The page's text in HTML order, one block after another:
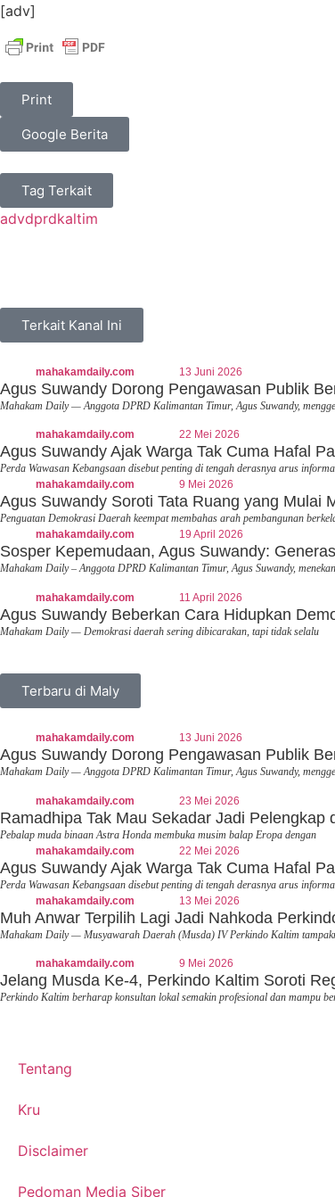
[adv]
Print
Google Berita
Tag Terkait
advdprdkaltim
Terkait Kanal Ini
mahakamdaily.com 13 Juni 2026
Agus Suwandy Dorong Pengawasan Publik
Mahakam Daily — Anggota DPRD Kalimantan Timur, Agus Suwandy,
mahakamdaily.com 22 Mei 2026
Agus Suwandy Ajak Warga Tak Cuma Hafal
Perda Wawasan Kebangsaan disebut penting di tengah derasnya arus
mahakamdaily.com
9 Mei 2026
Agus Suwandy Soroti Tata Ruang yang Mulai
Penguatan Demokrasi Daerah keempat membahas arah pembangunan
mahakamdaily.com
19 April 2026
Sosper Kepemudaan, Agus Suwandy:
Mahakam Daily – Anggota DPRD Kalimantan Timur, Agus Suwandy,
mahakamdaily.com 11 April 2026
Agus Suwandy Beberkan Cara Hidupkan
Mahakam Daily — Demokrasi daerah sering dibicarakan, tapi tidak selalu
Terbaru di Maly
mahakamdaily.com 13 Juni 2026
Agus Suwandy Dorong Pengawasan Publik
Mahakam Daily — Anggota DPRD Kalimantan Timur, Agus Suwandy,
mahakamdaily.com 23 Mei 2026
Ramadhipa Tak Mau Sekadar Jadi Pelengkap
Pebalap muda binaan Astra Honda membuka musim balap Eropa dengan
mahakamdaily.com
22 Mei 2026
Agus Suwandy Ajak Warga Tak Cuma Hafal
Perda Wawasan Kebangsaan disebut penting di tengah derasnya arus
mahakamdaily.com
13 Mei 2026
Muh Anwar Terpilih Lagi Jadi Nahkoda
Mahakam Daily — Musyawarah Daerah (Musda) IV Perkindo Kaltim
mahakamdaily.com 9 Mei 2026
Jelang Musda Ke-4, Perkindo Kaltim Soroti
Perkindo Kaltim berharap konsultan lokal semakin profesional dan mampu
Tentang
Kru
Disclaimer
Pedoman Media Siber